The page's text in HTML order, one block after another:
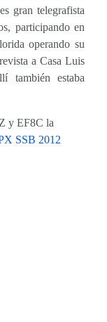
gran telegrafista
participando en
operando su
a Casa Luis
también estaba
y EF8C la
SSB 2012